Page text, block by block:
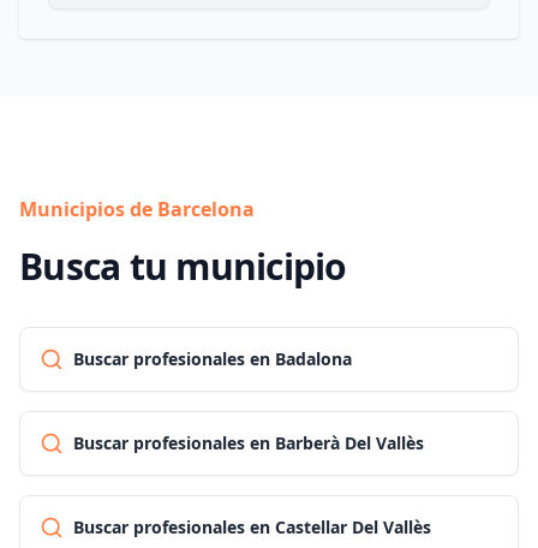
Municipios de Barcelona
Busca tu municipio
Buscar profesionales en Badalona
Buscar profesionales en Barberà Del Vallès
Buscar profesionales en Castellar Del Vallès